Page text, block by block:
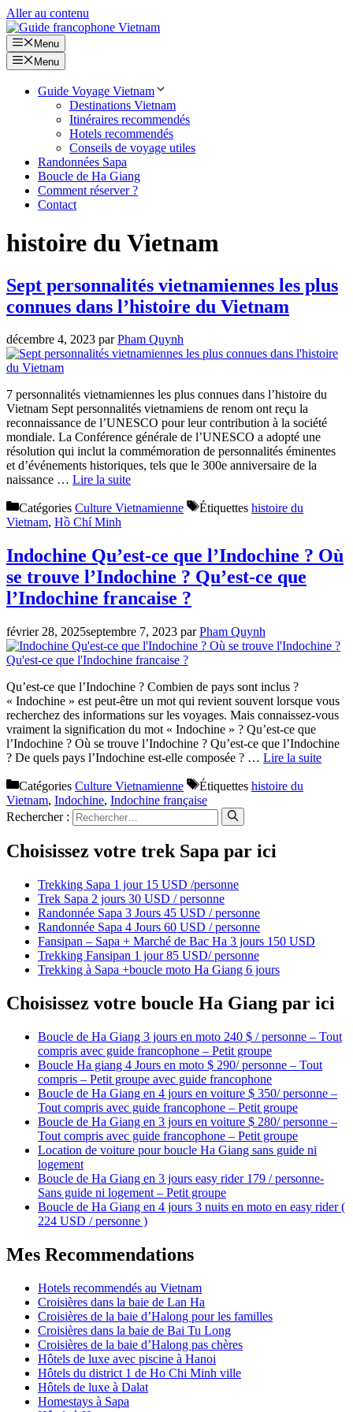
Aller au contenu
Menu
Menu
Guide Voyage Vietnam
Destinations Vietnam
Itinéraires recommendés
Hotels recommendés
Conseils de voyage utiles
Randonnées Sapa
Boucle de Ha Giang
Comment réserver ?
Contact
histoire du Vietnam
Sept personnalités vietnamiennes les plus
connues dans l’histoire du Vietnam
décembre 4, 2023 parPham Quynh
7 personnalités vietnamiennes les plus connues dans l’histoire du
Vietnam Sept personnalités vietnamiens de renom ont reçu la
reconnaissance de l’UNESCO pour leur contribution à la société
mondiale. La Conférence générale de l’UNESCO a adopté une
résolution qui inclut la commémoration de personnalités éminentes
et d’événements historiques, tels que le 300e anniversaire de la
naissance … Lire la suite
Catégories Culture Vietnamienne Étiquettes histoire du
Vietnam, Hồ Chí Minh
Indochine Qu’est-ce que l’Indochine ? Où
se trouve l’Indochine ? Qu’est-ce que
l’Indochine francaise ?
février 28, 2025septembre 7, 2023 parPham Quynh
Qu’est-ce que l’Indochine ? Combien de pays sont inclus ?
« Indochine » est peut-être un mot qui revient souvent lorsque vous
recherchez des informations sur les voyages. Mais connaissez-vous
vraiment la signification du mot « Indochine » ? Qu’est-ce que
l’Indochine ? Où se trouve l’Indochine ? Qu’est-ce que l’Indochine
? De quels pays l’Indochine est-elle composée ? … Lire la suite
Catégories Culture Vietnamienne Étiquettes histoire du
Vietnam, Indochine, Indochine française
Rechercher :
Choisissez votre trek Sapa par ici
Trekking Sapa 1 jour 15 USD /personne
Trek Sapa 2 jours 30 USD / personne
Randonnée Sapa 3 Jours 45 USD / personne
Randonnée Sapa 4 Jours 60 USD / personne
Fansipan – Sapa + Marché de Bac Ha 3 jours 150 USD
Trekking Fansipan 1 jour 85 USD/ personne
Trekking à Sapa +boucle moto Ha Giang 6 jours
Choisissez votre boucle Ha Giang par ici
Boucle de Ha Giang 3 jours en moto 240 $ / personne – Tout
compris avec guide francophone – Petit groupe
Boucle Ha giang 4 Jours en moto $ 290/ personne – Tout
compris – Petit groupe avec guide francophone
Boucle de Ha Giang en 4 jours en voiture $ 350/ personne –
Tout compris avec guide francophone – Petit groupe
Boucle de Ha Giang en 3 jours en voiture $ 280/ personne –
Tout compris avec guide francophone – Petit groupe
Location de voiture pour boucle Ha Giang sans guide ni
logement
Boucle de Ha Giang en 3 jours easy rider 179 / personne-
Sans guide ni logement – Petit groupe
Boucle de Ha Giang en 4 jours 3 nuits en moto en easy rider (
224 USD / personne )
Mes Recommendations
Hotels recommendés au Vietnam
Croisières dans la baie de Lan Ha
Croisières de la baie d’Halong pour les familles
Croisières dans la baie de Bai Tu Long
Croisières de la baie d’Halong pas chères
Hôtels de luxe avec piscine à Hanoi
Hôtels du district 1 de Ho Chi Minh ville
Hôtels de luxe à Dalat
Homestays à Sapa